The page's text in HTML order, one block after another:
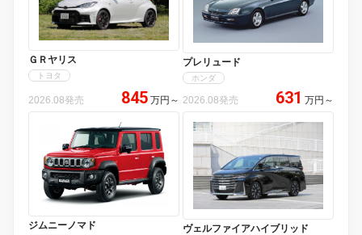
ＧＲヤリス
トヨタ
2026.08発売 845 万円 ～
プレリュード
ホンダ
2026.08発売 631 万円 ～
ジムニーノマド ヴェルファイアハイブリッド